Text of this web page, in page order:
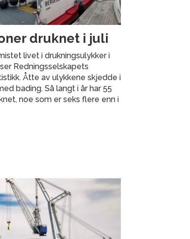
druknet i juli
livet i drukningsulykker i
Redningsselskapets
Åtte av ulykkene skjedde i
bading. Så langt i år har 55
noe som er seks flere enn i